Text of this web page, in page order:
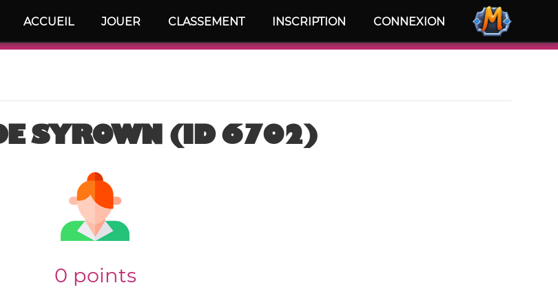
ACCUEIL JOUER CLASSEMENT INSCRIPTION CONNEXION
SYROWN (ID 6702)
0 points